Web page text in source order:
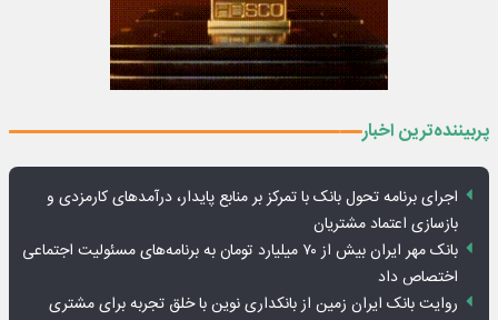
پربیننده‌ترین اخبار
اجرای برنامه تحول بانک با تمرکز بر منابع پایدار، درآمدهای کارمزدی و
بازسازی اعتماد مشتریان
بانک مهر ایران بیش از ۷۰ میلیارد تومان به برنامه‌های مسئولیت اجتماعی
اختصاص داد
روایت بانک ایران زمین از بانکداری نوین با خلق تجربه برای مشتری